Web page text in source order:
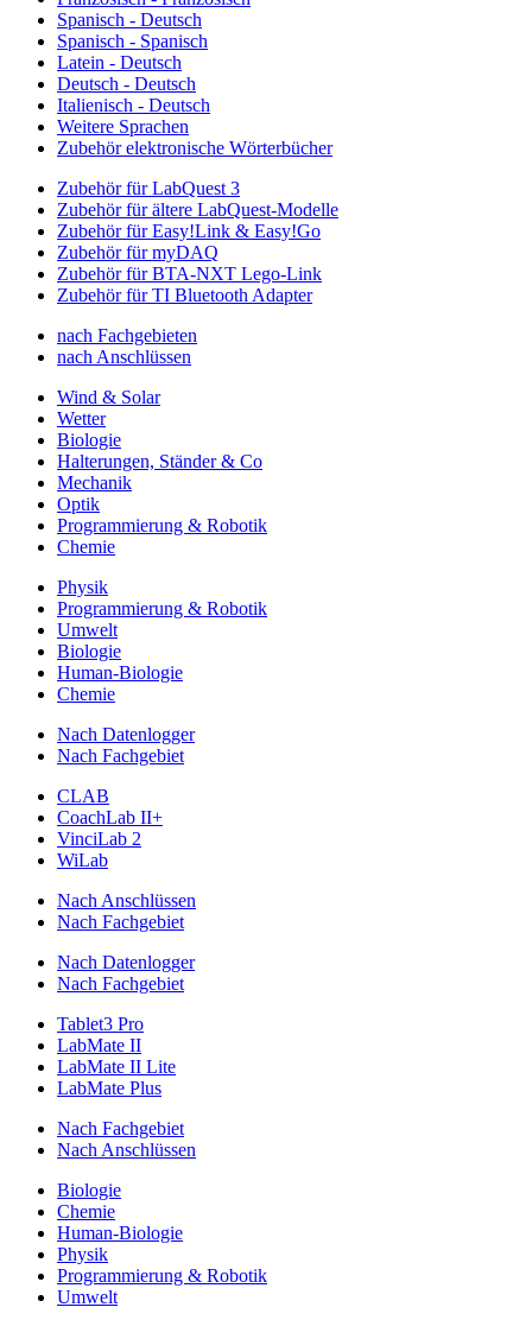
Spanisch - Deutsch
Spanisch - Spanisch
Latein - Deutsch
Deutsch - Deutsch
Italienisch - Deutsch
Weitere Sprachen
Zubehör elektronische Wörterbücher
Zubehör für LabQuest 3
Zubehör für ältere LabQuest-Modelle
Zubehör für Easy!Link & Easy!Go
Zubehör für myDAQ
Zubehör für BTA-NXT Lego-Link
Zubehör für TI Bluetooth Adapter
nach Fachgebieten
nach Anschlüssen
Wind & Solar
Wetter
Biologie
Halterungen, Ständer & Co
Mechanik
Optik
Programmierung & Robotik
Chemie
Physik
Programmierung & Robotik
Umwelt
Biologie
Human-Biologie
Chemie
Nach Datenlogger
Nach Fachgebiet
CLAB
CoachLab II+
VinciLab 2
WiLab
Nach Anschlüssen
Nach Fachgebiet
Nach Datenlogger
Nach Fachgebiet
Tablet3 Pro
LabMate II
LabMate II Lite
LabMate Plus
Nach Fachgebiet
Nach Anschlüssen
Biologie
Chemie
Human-Biologie
Physik
Programmierung & Robotik
Umwelt